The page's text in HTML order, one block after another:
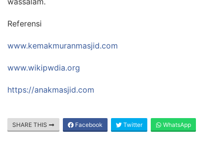
Referensi
www.kemakmuranmasjid.com
www.wikipwdia.org
https://anakmasjid.com
SHARE THIS Facebook Twitter WhatsApp